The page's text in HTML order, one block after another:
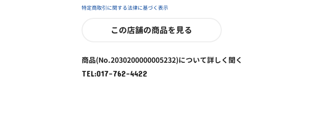
特定商取引に関する法律に基づく表示
この店舗の商品を見る
商品(No.2030200000005232)について詳しく聞く
TEL:017-762-4422